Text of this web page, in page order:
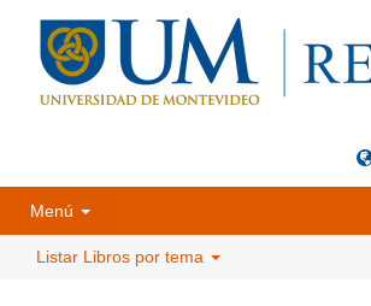
Menú
Listar Libros por tema